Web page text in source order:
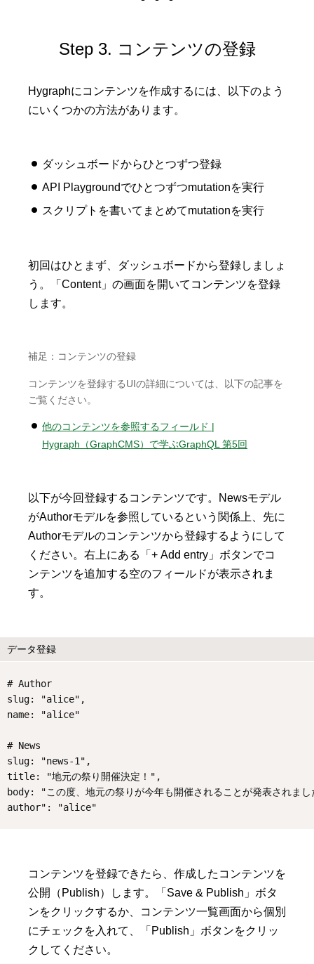
Step 3. コンテンツの登録
Hygraphにコンテンツを作成するには、以下のよう
にいくつかの方法があります。
ダッシュボードからひとつずつ登録
API Playgroundでひとつずつmutationを実行
スクリプトを書いてまとめてmutationを実行
初回はひとまず、ダッシュボードから登録しましょ
う。「Content」の画面を開いてコンテンツを登録
します。
補足：コンテンツの登録
コンテンツを登録するUIの詳細については、以下の記事を
ご覧ください。
他のコンテンツを参照するフィールド |
Hygraph（GraphCMS）で学ぶGraphQL 第5回
以下が今回登録するコンテンツです。Newsモデル
がAuthorモデルを参照しているという関係上、先に
Authorモデルのコンテンツから登録するようにして
ください。右上にある「+ Add entry」ボタンでコ
ンテンツを追加する空のフィールドが表示されま
す。
データ登録
# Author
slug: "alice",
name: "alice"
# News
slug: "news-1",
title: "地元の祭り開催決定！",
body: "この度、地元の祭りが今年も開催されることが発表されま
author": "alice"
コンテンツを登録できたら、作成したコンテンツを
公開（Publish）します。「Save & Publish」ボタ
ンをクリックするか、コンテンツ一覧画面から個別
にチェックを入れて、「Publish」ボタンをクリッ
クしてください。